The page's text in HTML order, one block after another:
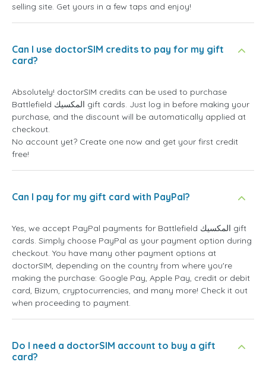
selling site. Get yours in a few taps and enjoy!
Can I use doctorSIM credits to pay for my gift
card?
Absolutely! doctorSIM credits can be used to purchase
Battlefield المكسيك gift cards. Just log in before making your
purchase, and the discount will be automatically applied at
checkout.
No account yet? Create one now and get your first credit
free!
Can I pay for my gift card with PayPal?
Yes, we accept PayPal payments for Battlefield المكسيك gift
cards. Simply choose PayPal as your payment option during
checkout. You have many other payment options at
doctorSIM, depending on the country from where you're
making the purchase: Google Pay, Apple Pay, credit or debit
card, Bizum, cryptocurrencies, and many more! Check it out
when proceeding to payment.
Do I need a doctorSIM account to buy a gift
card?